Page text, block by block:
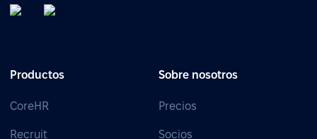
Productos
CoreHR
Recruit
Sobre nosotros
Precios
Socios